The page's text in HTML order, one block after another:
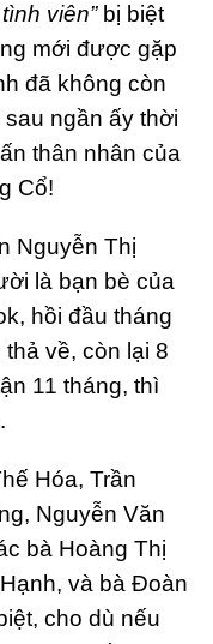
viên”bị biệt
mới được gặp
đã không còn
ngần ấy thời
thân nhân của
Cổ!
Nguyễn Thị
là bạn bè của
hồi đầu tháng
về, còn lại 8
11 tháng, thì
Hóa, Trần
Nguyễn Văn
bà Hoàng Thị
và bà Đoàn
cho dù nếu